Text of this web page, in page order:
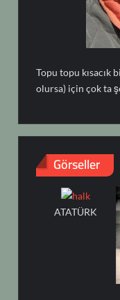
Topu topu kısacık
olursa) için çok ta
Görseller
ATATÜRK